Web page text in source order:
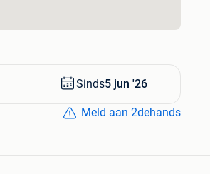
Sinds5 jun '26
Meld aan 2dehands